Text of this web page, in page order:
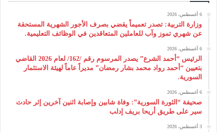
6 أغسطس، 2026
وزارة التربية: تصدر تعميماً يقضي بصرف الأجور الشهرية المستحقة
عن شهري تموز وآب للعاملين المتعاقدين في الوظائف التعليمية.
6 أغسطس، 2026
الرئيس “أحمد الشرع” يصدر المرسوم رقم /162/ لعام 2026 ‌القاضي
بتعيين “أحمد رواد محمد بشار رمضان” مديراً عاماً لهيئة ‌الاستثمار
السورية.
6 أغسطس، 2026
صحيفة “الثورة السورية”: وفاة شابين وإصابة اثنين آخرين إثر حادث
سير على طريق أريحا بريف إدلب
3 أغسطس، 2026